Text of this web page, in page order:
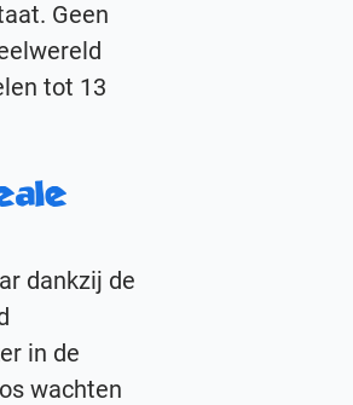
Geen
tot 13
dankzij de
in de
wachten